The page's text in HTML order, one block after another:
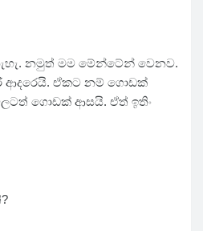
නමුත් මම මේන්ටේන් වෙනව.
ඒකට නම් ගොඩක්
ගොඩක් ආසයි. ඒත් ඉතිං